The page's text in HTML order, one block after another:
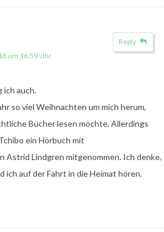
um 16:59 Uhr
ich auch.
so viel Weihnachten um mich herum,
Bücher lesen möchte. Allerdings
ein Hörbuch mit
Astrid Lindgren mitgenommen. Ich denke,
ich auf der Fahrt in die Heimat hören.
Reply